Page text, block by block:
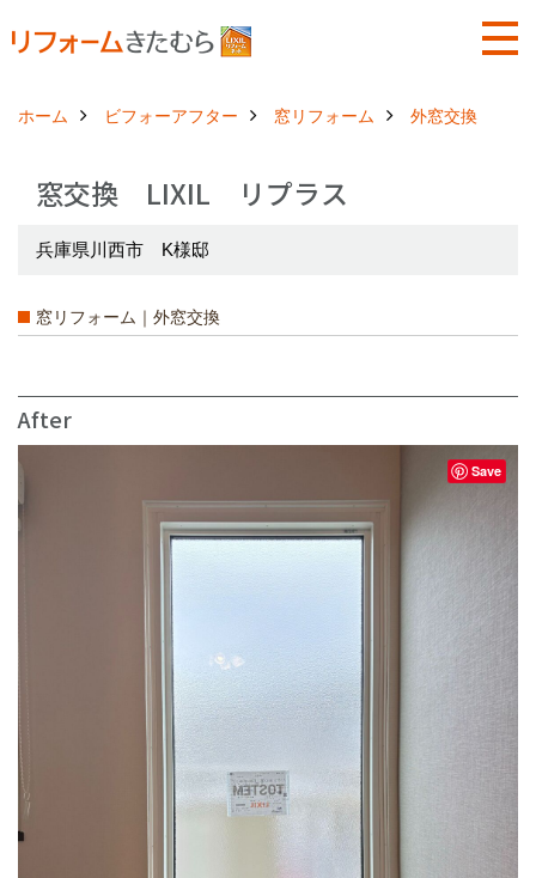
ホーム ビフォーアフター 窓リフォーム 外窓交換
窓交換 LIXIL リプラス
兵庫県川西市 K様邸
窓リフォーム｜外窓交換
After
Save